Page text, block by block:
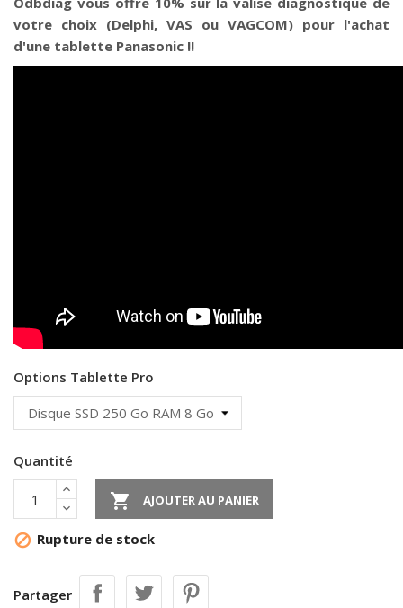
votre choix (Delphi, VAS ou VAGCOM) pour l'achat
d'une tablette Panasonic !!
Options Tablette Pro
Quantité
 AJOUTER AU PANIER
 Rupture de stock
Partager